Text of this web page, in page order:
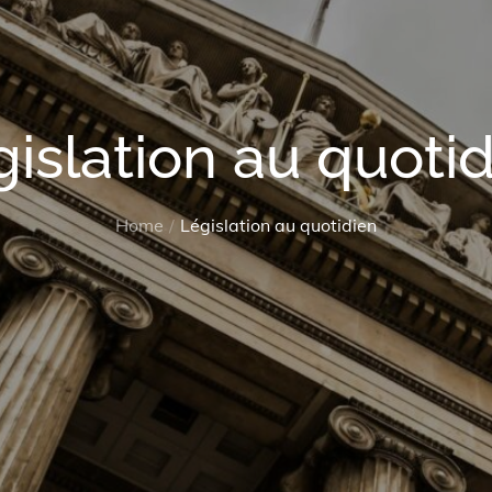
au
Home Législation au quotidien